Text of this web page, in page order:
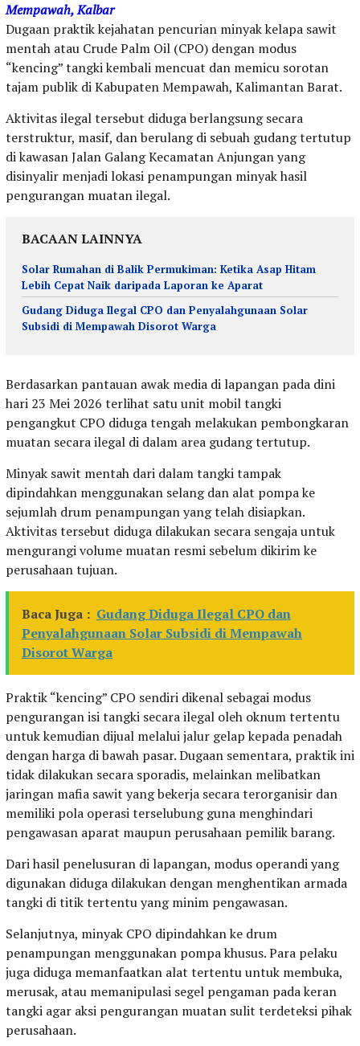
Mempawah, Kalbar
Dugaan praktik kejahatan pencurian minyak kelapa sawit
mentah atau Crude Palm Oil (CPO) dengan modus
“kencing” tangki kembali mencuat dan memicu sorotan
tajam publik di Kabupaten Mempawah, Kalimantan Barat.
Aktivitas ilegal tersebut diduga berlangsung secara
terstruktur, masif, dan berulang di sebuah gudang tertutup
di kawasan Jalan Galang Kecamatan Anjungan yang
disinyalir menjadi lokasi penampungan minyak hasil
pengurangan muatan ilegal.
BACAAN LAINNYA
Solar Rumahan di Balik Permukiman: Ketika Asap Hitam
Lebih Cepat Naik daripada Laporan ke Aparat
Gudang Diduga Ilegal CPO dan Penyalahgunaan Solar
Subsidi di Mempawah Disorot Warga
Berdasarkan pantauan awak media di lapangan pada dini
hari 23 Mei 2026 terlihat satu unit mobil tangki
pengangkut CPO diduga tengah melakukan pembongkaran
muatan secara ilegal di dalam area gudang tertutup.
Minyak sawit mentah dari dalam tangki tampak
dipindahkan menggunakan selang dan alat pompa ke
sejumlah drum penampungan yang telah disiapkan.
Aktivitas tersebut diduga dilakukan secara sengaja untuk
mengurangi volume muatan resmi sebelum dikirim ke
perusahaan tujuan.
Baca Juga : Gudang Diduga Ilegal CPO dan
Penyalahgunaan Solar Subsidi di Mempawah
Disorot Warga
Praktik “kencing” CPO sendiri dikenal sebagai modus
pengurangan isi tangki secara ilegal oleh oknum tertentu
untuk kemudian dijual melalui jalur gelap kepada penadah
dengan harga di bawah pasar. Dugaan sementara, praktik ini
tidak dilakukan secara sporadis, melainkan melibatkan
jaringan mafia sawit yang bekerja secara terorganisir dan
memiliki pola operasi terselubung guna menghindari
pengawasan aparat maupun perusahaan pemilik barang.
Dari hasil penelusuran di lapangan, modus operandi yang
digunakan diduga dilakukan dengan menghentikan armada
tangki di titik tertentu yang minim pengawasan.
Selanjutnya, minyak CPO dipindahkan ke drum
penampungan menggunakan pompa khusus. Para pelaku
juga diduga memanfaatkan alat tertentu untuk membuka,
merusak, atau memanipulasi segel pengaman pada keran
tangki agar aksi pengurangan muatan sulit terdeteksi pihak
perusahaan.